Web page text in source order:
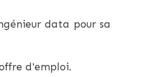
data pour sa
d'emploi.